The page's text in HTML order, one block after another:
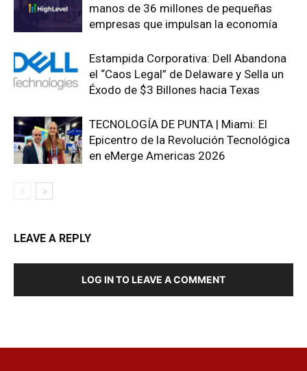
manos de 36 millones de pequeñas
empresas que impulsan la economía
Estampida Corporativa: Dell Abandona
el “Caos Legal” de Delaware y Sella un
Éxodo de $3 Billones hacia Texas
TECNOLOGÍA DE PUNTA | Miami: El
Epicentro de la Revolución Tecnológica
en eMerge Americas 2026
LEAVE A REPLY
LOG IN TO LEAVE A COMMENT